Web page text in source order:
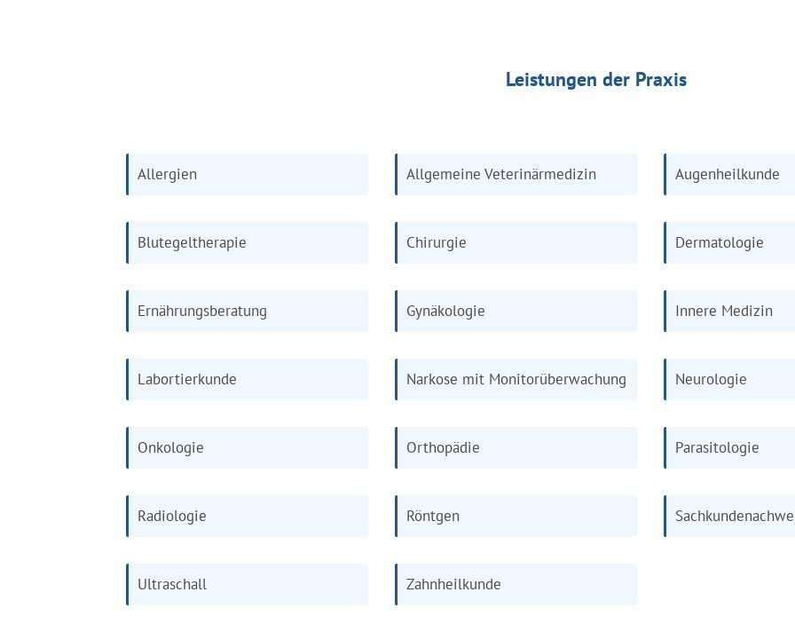
Leistungen der Praxis
Allergien Allgemeine Veterinärmedizin Augenheilkunde
Blutegeltherapie Chirurgie Dermatologie
Ernährungsberatung Gynäkologie Innere Medizin
Labortierkunde Narkose mit Monitorüberwachung Neurologie
Onkologie Orthopädie Parasitologie
Radiologie Röntgen
Ultraschall Zahnheilkunde